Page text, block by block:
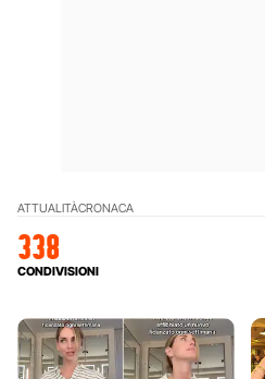
ATTUALITÀCRONACA
338
CONDIVISIONI